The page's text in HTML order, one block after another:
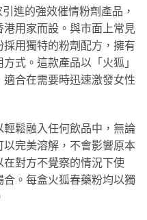
進的強效催情粉劑產品，
用家而設。與市面上常見
用獨特的粉劑配方，擁有
式。這款產品以「火狐」
合在需要時迅速激發女性
鬆融入任何飲品中，無論
完美溶解，不會影響原本
對方不覺察的情況下使
。每盒火狐春藥粉均以獨